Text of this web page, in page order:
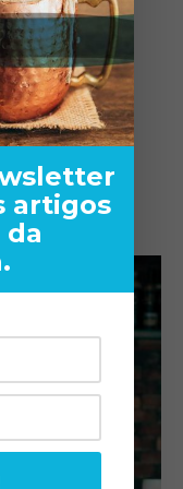
artigos